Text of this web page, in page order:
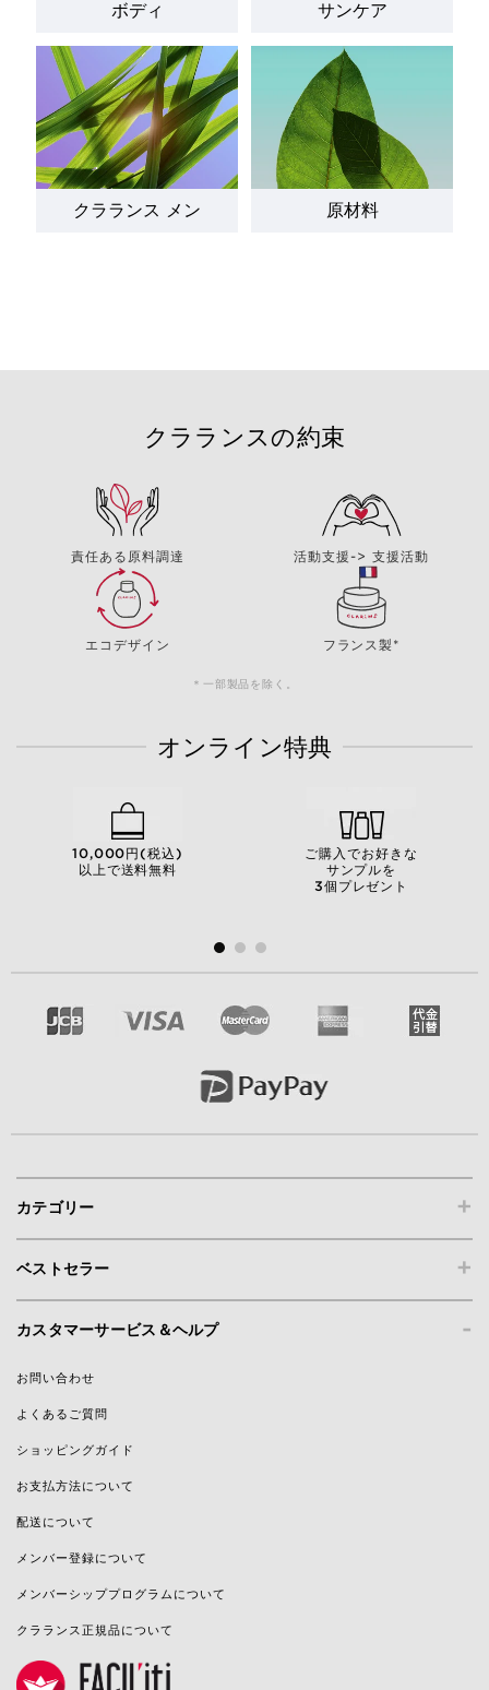
ボディ サンケア
クラランス メン 原材料
クラランスの約束
責任ある原料調達 活動支援-> 支援活動
エコデザイン フランス製*
＊一部製品を除く。
オンライン特典
10,000円(税込)
以上で送料無料
ご購入でお好きな
サンプルを
3個プレゼント
+
カテゴリー
+
ベストセラー
-
カスタマーサービス＆ヘルプ
お問い合わせ
よくあるご質問
ショッピングガイド
お支払方法について
配送について
メンバー登録について
メンバーシッププログラムについて
クラランス正規品について